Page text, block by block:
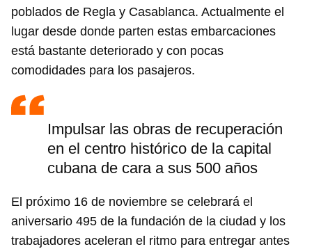
poblados de Regla y Casablanca. Actualmente el
lugar desde donde parten estas embarcaciones
está bastante deteriorado y con pocas
comodidades para los pasajeros.
Impulsar las obras de recuperación
en el centro histórico de la capital
cubana de cara a sus 500 años
El próximo 16 de noviembre se celebrará el
aniversario 495 de la fundación de la ciudad y los
trabajadores aceleran el ritmo para entregar antes